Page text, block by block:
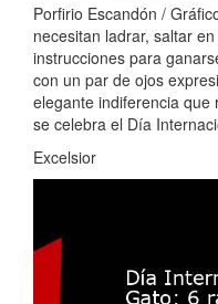
Porfirio Escandón /
necesitan ladrar, saltar
instrucciones para
con un par de ojos
elegante indiferencia que
se celebra el Día
Excelsior